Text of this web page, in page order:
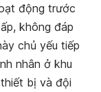
động trước
không đáp
chủ yếu tiếp
nhân ở khu
bị và đội